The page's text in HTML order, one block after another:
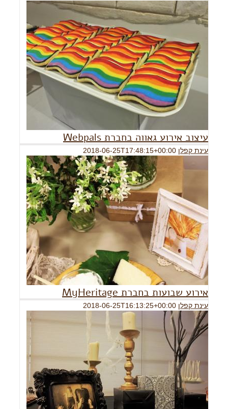
עיצוב אירוע גאווה בחברת Webpals
עינת קפלן 2018-06-25T17:48:15+00:00
אירוע שבועות בחברת MyHeritage
עינת קפלן 2018-06-25T16:13:25+00:00